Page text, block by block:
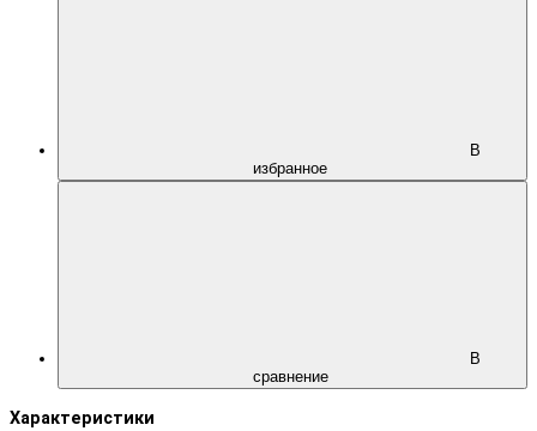
В
избранное
В
сравнение
Характеристики